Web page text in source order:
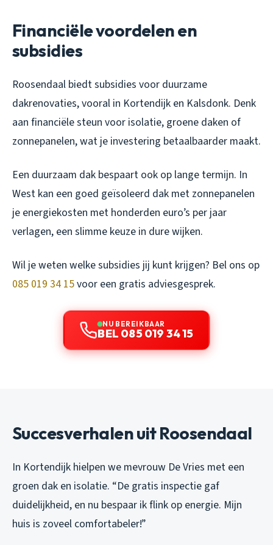
Financiële voordelen en
subsidies
Roosendaal biedt subsidies voor duurzame
dakrenovaties, vooral in Kortendijk en Kalsdonk. Denk
aan financiële steun voor isolatie, groene daken of
zonnepanelen, wat je investering betaalbaarder maakt.
Een duurzaam dak bespaart ook op lange termijn. In
West kan een goed geïsoleerd dak met zonnepanelen
je energiekosten met honderden euro’s per jaar
verlagen, een slimme keuze in dure wijken.
Wil je weten welke subsidies jij kunt krijgen? Bel ons op
085 019 34 15voor een gratis adviesgesprek.
NU BEREIKBAAR
BEL 085 019 34 15
Succesverhalen uit Roosendaal
In Kortendijk hielpen we mevrouw De Vries met een
groen dak en isolatie. “De gratis inspectie gaf
duidelijkheid, en nu bespaar ik flink op energie. Mijn
huis is zoveel comfortabeler!”